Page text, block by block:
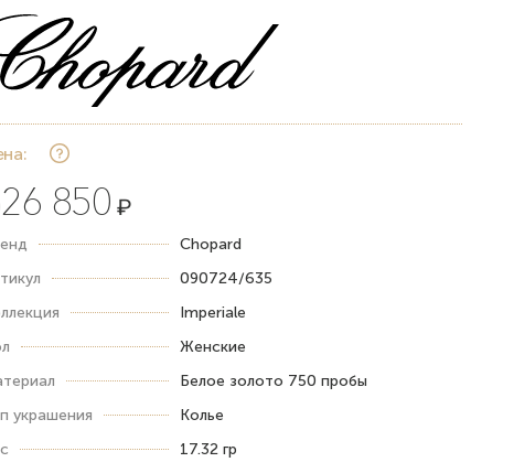
850 ₽
Chopard
090724/635
Imperiale
Женские
Белое золото 750 пробы
украшения
Колье
17.32 гр